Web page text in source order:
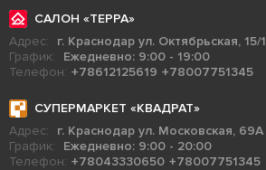
САЛОН «ТЕРРА»
Адрес:
г. Краснодар ул. Октябрьская, 15/1
График:
Ежедневно: 9:00 - 19:00
Телефон: +78612125619 +78007751345
СУПЕРМАРКЕТ «КВАДРАТ»
Адрес:
г. Краснодар ул. Московская, 69А
График:
Ежедневно: 9:00 - 20:00
Телефон: +78043330650 +78007751345